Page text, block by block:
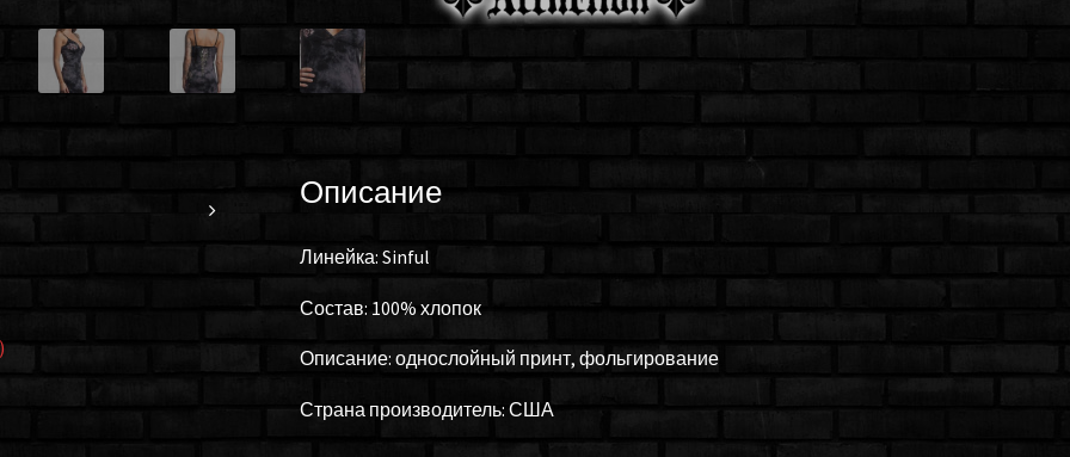
Описание
Линейка: Sinful
Состав: 100% хлопок
Описание: однослойный принт, фольгирование
Страна производитель: США